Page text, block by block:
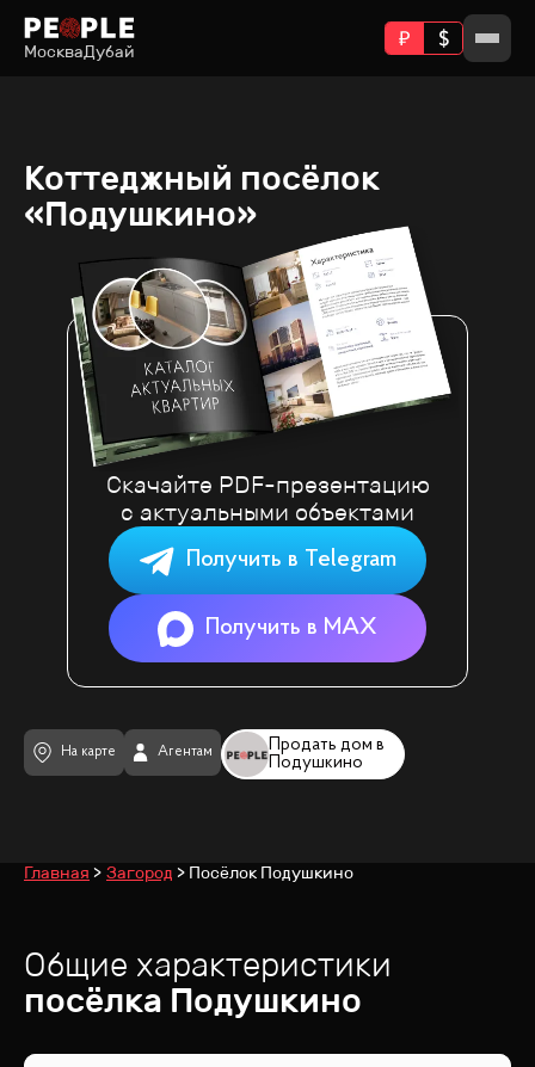
МоскваДубай
Коттеджный посёлок
«Подушкино»
Продать дом в
Подушкино
На карте Агентам
Скачайте PDF-презентацию
с актуальными объектами
Получить в Telegram
Получить в MAX
Главная Загород Посёлок Подушкино
Общие характеристики
посёлка Подушкино